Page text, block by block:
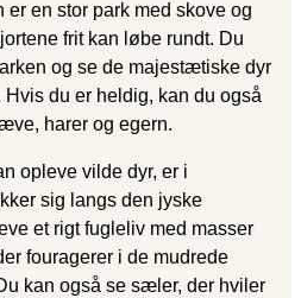
en stor park med skove og
frit kan løbe rundt. Du
og se de majestætiske dyr
du er heldig, kan du også
harer og egern.
opleve vilde dyr, er i
sig langs den jyske
et rigt fugleliv med masser
fouragerer i de mudrede
kan også se sæler, der hviler